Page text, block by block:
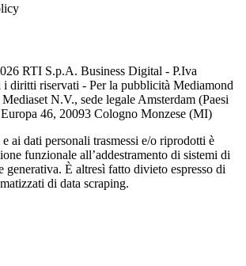
RTI S.p.A. Business Digital - P.Iva
diritti riservati - Per la pubblicità Mediamond
N.V., sede legale Amsterdam (Paesi
46, 20093 Cologno Monzese (MI)
ai dati personali trasmessi e/o riprodotti è
funzionale all’addestramento di sistemi di
È altresì fatto divieto espresso di
di data scraping.